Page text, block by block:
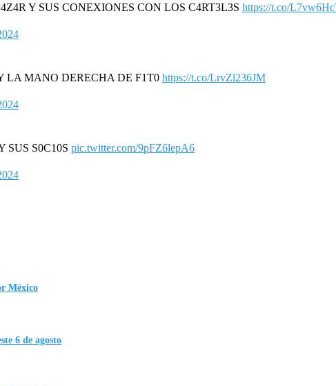
Y SUS CONEXIONES CON LOS C4RT3L3S https://t.co/
LA MANO DERECHA DE F1T0 https://t.co/LrvZl236JM
SUS S0C10S pic.twitter.com/9pFZ6lepA6
México
6 de agosto